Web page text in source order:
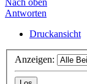
Nach oben
Antworten
Druckansicht
Anzeigen: